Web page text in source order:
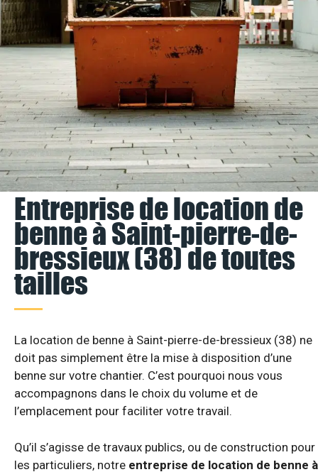
Entreprise de location de
benne à Saint-pierre-de-
bressieux (38) de toutes
tailles
La location de benne à Saint-pierre-de-bressieux (38) ne
doit pas simplement être la mise à disposition d’une
benne sur votre chantier. C’est pourquoi nous vous
accompagnons dans le choix du volume et de
l’emplacement pour faciliter votre travail.
Qu’il s’agisse de travaux publics, ou de construction pour
les particuliers, notre entreprise de location de benne à